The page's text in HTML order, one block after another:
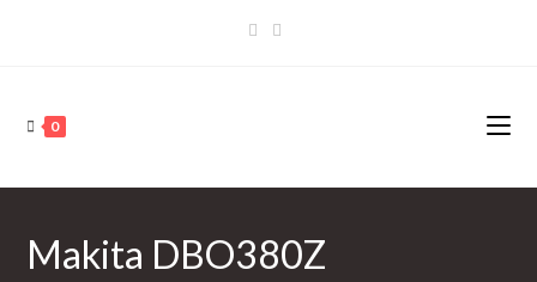
0
Makita DBO380Z